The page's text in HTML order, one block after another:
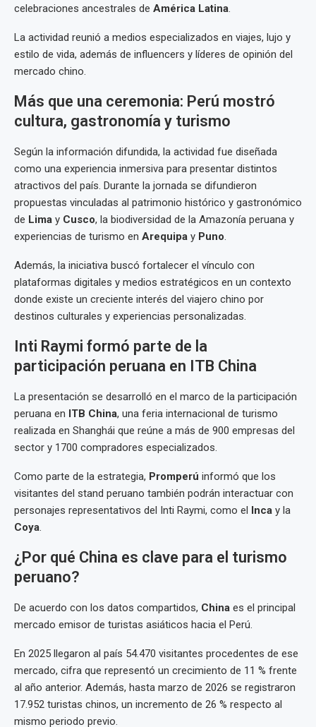
celebraciones ancestrales de América Latina.
La actividad reunió a medios especializados en viajes, lujo y
estilo de vida, además de influencers y líderes de opinión del
mercado chino.
Más que una ceremonia: Perú mostró
cultura, gastronomía y turismo
Según la información difundida, la actividad fue diseñada
como una experiencia inmersiva para presentar distintos
atractivos del país. Durante la jornada se difundieron
propuestas vinculadas al patrimonio histórico y gastronómico
de Lima y Cusco, la biodiversidad de la Amazonía peruana y
experiencias de turismo en Arequipa y Puno.
Además, la iniciativa buscó fortalecer el vínculo con
plataformas digitales y medios estratégicos en un contexto
donde existe un creciente interés del viajero chino por
destinos culturales y experiencias personalizadas.
Inti Raymi formó parte de la
participación peruana en ITB China
La presentación se desarrolló en el marco de la participación
peruana en ITB China, una feria internacional de turismo
realizada en Shanghái que reúne a más de 900 empresas del
sector y 1700 compradores especializados.
Como parte de la estrategia, Promperú informó que los
visitantes del stand peruano también podrán interactuar con
personajes representativos del Inti Raymi, como el
Inca y la
Coya.
¿Por qué China es clave para el turismo
peruano?
De acuerdo con los datos compartidos, China es el principal
mercado emisor de turistas asiáticos hacia el Perú.
En 2025 llegaron al país 54.470 visitantes procedentes de ese
mercado, cifra que representó un crecimiento de 11 % frente
al año anterior. Además, hasta marzo de 2026 se registraron
17.952 turistas chinos, un incremento de 26 % respecto al
mismo periodo previo.